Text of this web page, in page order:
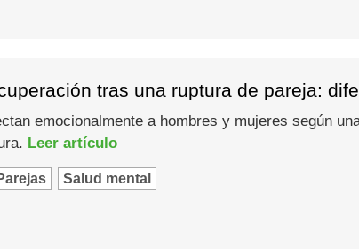
tras una ruptura de pareja:
emocionalmente a hombres y mujeres según
Leer artículo
Salud mental